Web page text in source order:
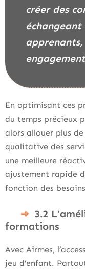
créer des
échangeant
En optimisant ces
du temps précieux
alors allouer plus
qualitative des
une meilleure
ajustement rapide
fonction des
3.2
formations
Avec Airmes,
jeu d’enfant.